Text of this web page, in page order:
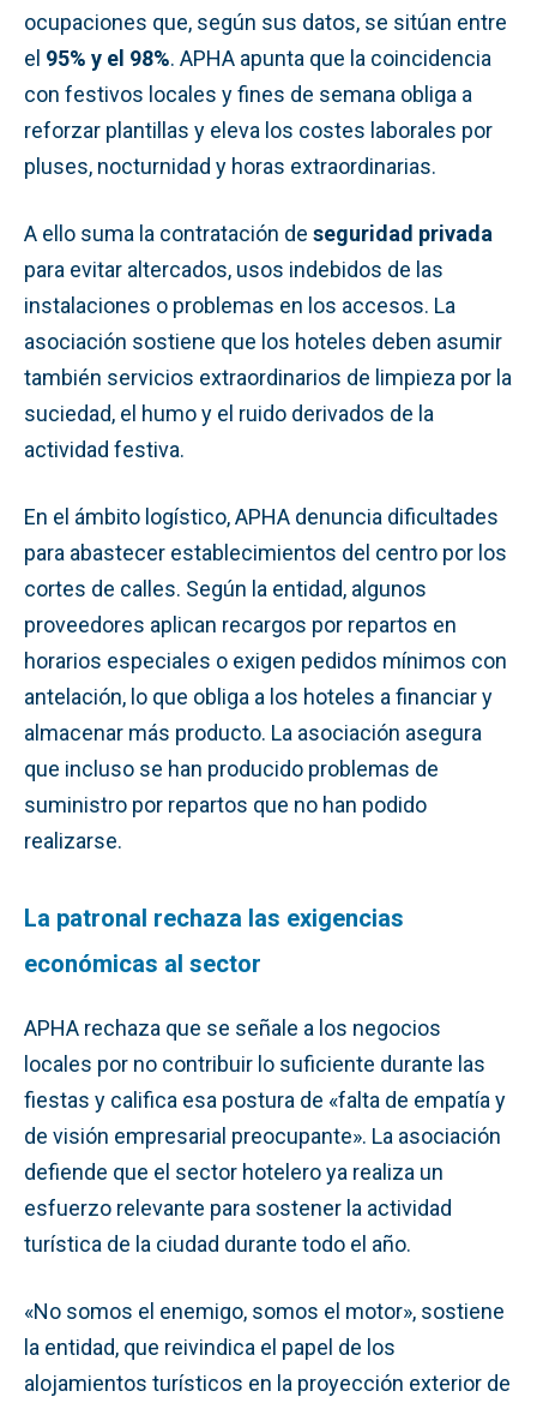
ocupaciones que, según sus datos, se sitúan entre
el 95% y el 98%. APHA apunta que la coincidencia
con festivos locales y fines de semana obliga a
reforzar plantillas y eleva los costes laborales por
pluses, nocturnidad y horas extraordinarias.
A ello suma la contratación de seguridad privada
para evitar altercados, usos indebidos de las
instalaciones o problemas en los accesos. La
asociación sostiene que los hoteles deben asumir
también servicios extraordinarios de limpieza por la
suciedad, el humo y el ruido derivados de la
actividad festiva.
En el ámbito logístico, APHA denuncia dificultades
para abastecer establecimientos del centro por los
cortes de calles. Según la entidad, algunos
proveedores aplican recargos por repartos en
horarios especiales o exigen pedidos mínimos con
antelación, lo que obliga a los hoteles a financiar y
almacenar más producto. La asociación asegura
que incluso se han producido problemas de
suministro por repartos que no han podido
realizarse.
La patronal rechaza las exigencias
económicas al sector
APHA rechaza que se señale a los negocios
locales por no contribuir lo suficiente durante las
fiestas y califica esa postura de «falta de empatía y
de visión empresarial preocupante». La asociación
defiende que el sector hotelero ya realiza un
esfuerzo relevante para sostener la actividad
turística de la ciudad durante todo el año.
«No somos el enemigo, somos el motor», sostiene
la entidad, que reivindica el papel de los
alojamientos turísticos en la proyección exterior de